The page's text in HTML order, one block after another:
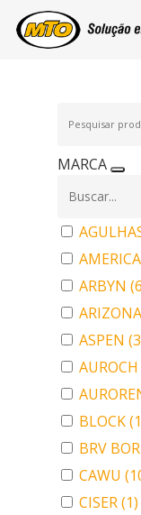
por:
MARCA
AMERICA
ARBYN
ARIZONA
ASPEN
AUROCH
BLOCK
BRV
CAWU
CISER(1)